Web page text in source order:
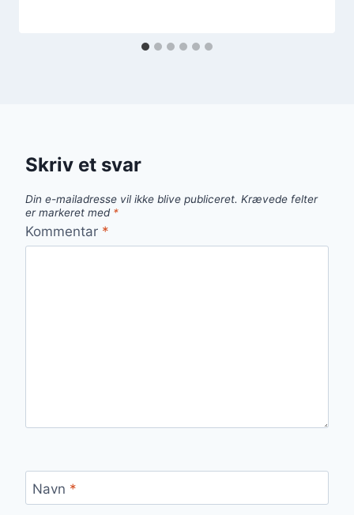
Skriv et svar
Din e-mailadresse vil ikke blive publiceret. Krævede felter
er markeret med *
Kommentar *
Navn *